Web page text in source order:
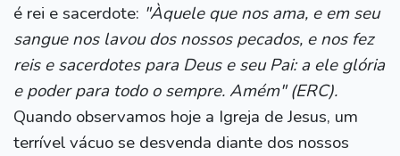
é rei e sacerdote: "Àquele que nos ama, e em seu
sangue nos lavou dos nossos pecados, e nos fez
reis e sacerdotes para Deus e seu Pai: a ele glória
e poder para todo o sempre. Amém" (ERC).
Quando observamos hoje a Igreja de Jesus, um
terrível vácuo se desvenda diante dos nossos